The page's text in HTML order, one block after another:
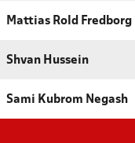
Mattias Rold Fredborg
Shvan Hussein
Sami Kubrom Negash